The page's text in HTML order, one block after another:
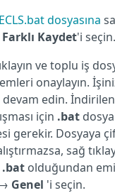
dosyasına
Kaydet'i seçin.
ve toplu iş
onaylayın.
edin. İndirilen
için .bat
gerekir. Dosyaya
sağ
.bat olduğundan
Genel 'i seçin.